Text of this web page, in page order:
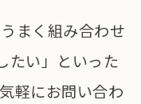
まく組み合わせ
たい」といった
軽にお問い合わ